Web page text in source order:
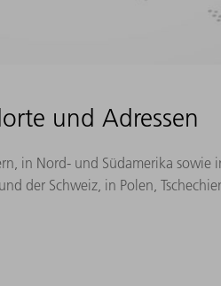
und Adressen
in Nord- und Südamerika
der Schweiz, in Polen,